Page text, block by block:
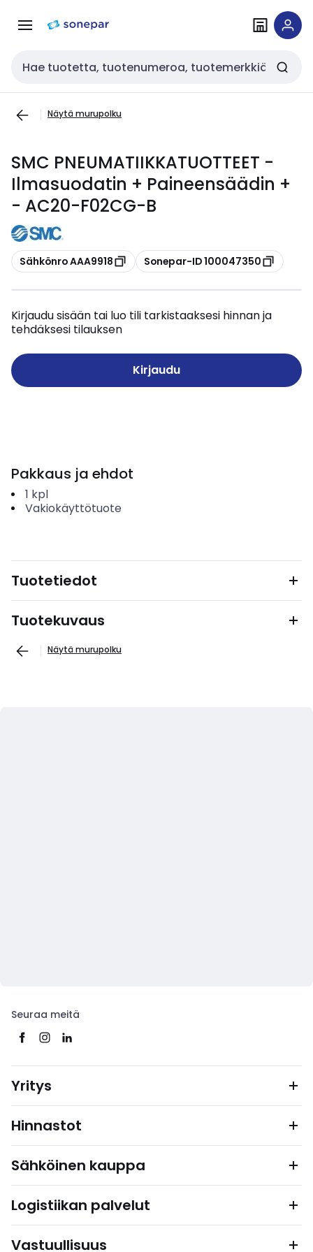
navigointiinsisältöön
Haku
Näytä murupolku
SMC PNEUMATIIKKATUOTTEET -
Ilmasuodatin + Paineensäädin +
- AC20-F02CG-B
Kopioi
Sähkönro AAA9918 Kopioi
Sonepar-ID 100047350
Kirjaudu sisään tai luo tili tarkistaaksesi hinnan ja
tehdäksesi tilauksen
Kirjaudu
Pakkaus ja ehdot
1 kpl
Vakiokäyttötuote
Tuotetiedot
Tuotekuvaus
Näytä murupolku
Seuraa meitä
Yritys
Hinnastot
Sähköinen kauppa
Logistiikan palvelut
Vastuullisuus